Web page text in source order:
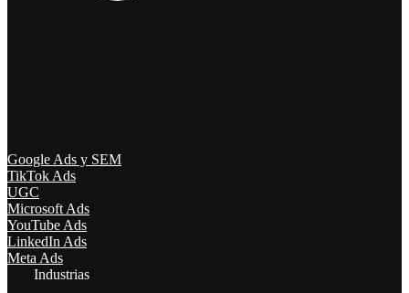
Google Ads y SEM
TikTok Ads
UGC
Microsoft Ads
YouTube Ads
LinkedIn Ads
Meta Ads
Industrias